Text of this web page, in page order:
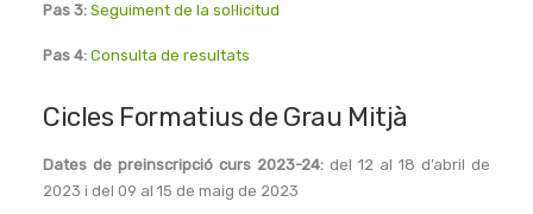
Pas 3: Seguiment de la sol·licitud
Pas 4: Consulta de resultats
Cicles Formatius de Grau Mitjà
Dates de preinscripció curs 2023-24: del 12 al 18 d’abril de
2023 i del 09 al 15 de maig de 2023